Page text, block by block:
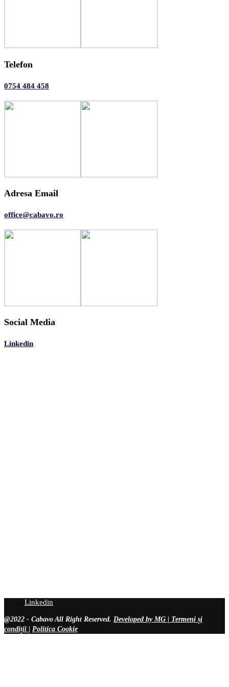
Telefon
0754 484 458
Adresa Email
office@cabavo.ro
Social Media
Linkedin
Linkedin
@2022 - Cabavo All Right Reserved. Developed by MG | Termeni și
condiții | Politica Cookie